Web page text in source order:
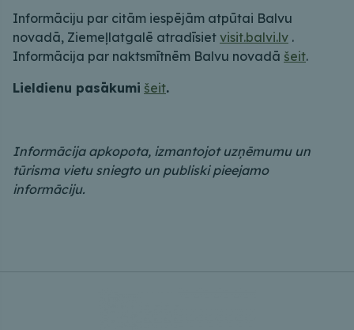
Informāciju par citām iespējām atpūtai Balvu
novadā, Ziemeļlatgalē atradīsiet visit.balvi.lv .
Informācija par naktsmītnēm Balvu novadā šeit.
Lieldienu pasākumi šeit.
Informācija apkopota, izmantojot uzņēmumu un
tūrisma vietu sniegto un publiski pieejamo
informāciju.